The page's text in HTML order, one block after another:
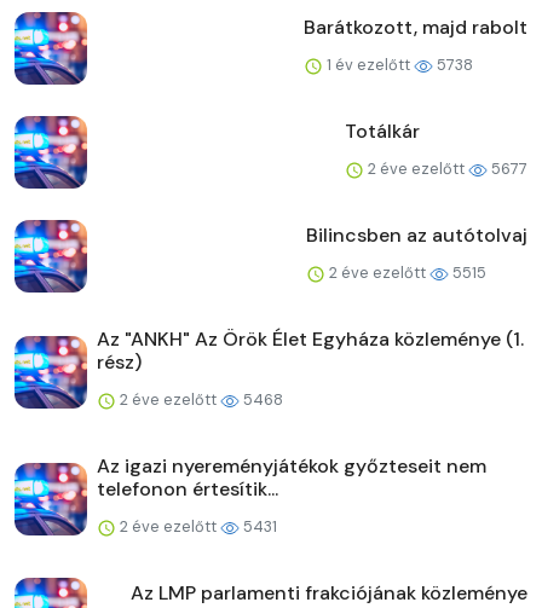
Barátkozott, majd rabolt
1 év ezelőtt 5738
Totálkár
2 éve ezelőtt 5677
Bilincsben az autótolvaj
2 éve ezelőtt 5515
Az "ANKH" Az Örök Élet Egyháza közleménye (1.
rész)
2 éve ezelőtt 5468
Az igazi nyereményjátékok győzteseit nem
telefonon értesítik...
2 éve ezelőtt 5431
Az LMP parlamenti frakciójának közleménye